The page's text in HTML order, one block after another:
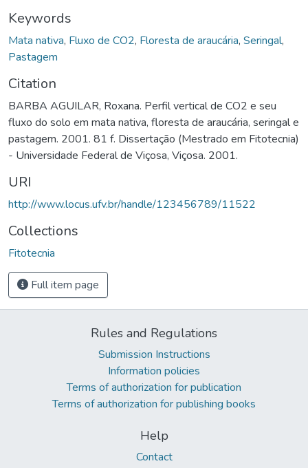
Keywords
Mata nativa, Fluxo de CO2, Floresta de araucária, Seringal,
Pastagem
Citation
BARBA AGUILAR, Roxana. Perfil vertical de CO2 e seu
fluxo do solo em mata nativa, floresta de araucária, seringal e
pastagem. 2001. 81 f. Dissertação (Mestrado em Fitotecnia)
- Universidade Federal de Viçosa, Viçosa. 2001.
URI
http://www.locus.ufv.br/handle/123456789/11522
Collections
Fitotecnia
Full item page
Rules and Regulations
Submission Instructions
Information policies
Terms of authorization for publication
Terms of authorization for publishing books
Help
Contact